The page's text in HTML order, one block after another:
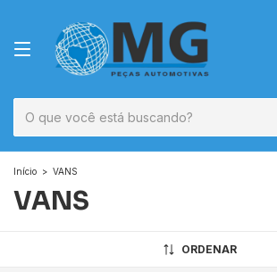
Início > VANS
VANS
ORDENAR